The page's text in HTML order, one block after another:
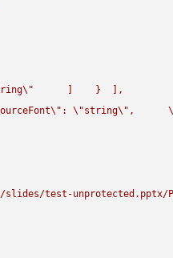
\"
      ]    }  ],
\" : \"string\" ,
test-unprotected.pptx/